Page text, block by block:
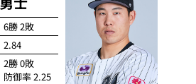
6勝 2敗
2.84
2勝 0敗
防御率 2.25